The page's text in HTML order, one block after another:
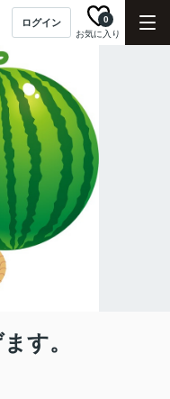
ログイン
お気に入り
0
す。